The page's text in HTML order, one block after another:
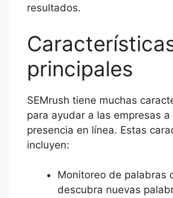
resultados.
principales
SEMrush tiene muchas
para ayudar a las empresas a
presencia en línea. Estas
incluyen:
Monitoreo de palabras
descubra nuevas